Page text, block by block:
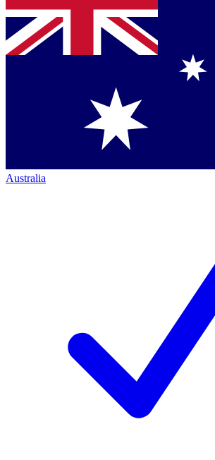
Australia